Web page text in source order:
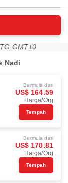
GMT+0
Nadi
Bermula dari
US$ 164.59
Harga/Org
Tempah
Bermula dari
US$ 170.81
Harga/Org
Tempah